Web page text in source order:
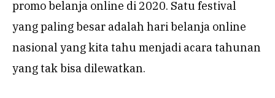
promo belanja online di 2020. Satu festival
yang paling besar adalah hari belanja online
nasional yang kita tahu menjadi acara tahunan
yang tak bisa dilewatkan.